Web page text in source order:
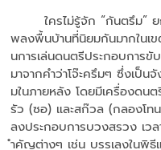
ใครไม่รู้จัก “กันตรึม” ยก
พลงพื้นบ้านที่นิยมกันมากในเข
นการเล่นดนตรีประกอบการขั
มาจากคำว่าโจ๊ะครึมๆ ซึ่งเป็น
มในภายหลัง โดยมีเครื่องด
รัว (ซอ) และสก๊วล (กลองโท
ลงประกอบการบวงสรวง เว
ำคัญต่างๆ เช่น บรรเลงในพิ